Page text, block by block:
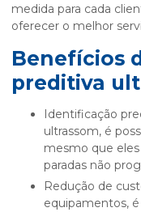
medida para cada
oferecer o melhor
Benefícios
preditiva
Identificação precoce de falhas: com a análise por
ultrassom, é
mesmo que
paradas não
Redução de custos: ao antecipar a manutenção de
equipamentos,